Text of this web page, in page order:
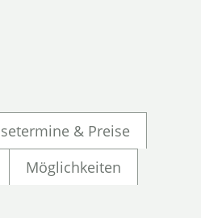
& Preise
Möglichkeiten